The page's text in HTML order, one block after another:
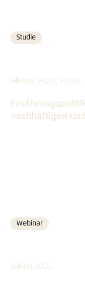
Format
Studie
14. Mai 2025, 14:00
nachhaltigen
Format
Webinar
5. Mai 2025